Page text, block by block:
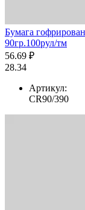
Бумага
90гр.100рул/тм
56.69 ₽
28.34
Артикул:
CR90/390